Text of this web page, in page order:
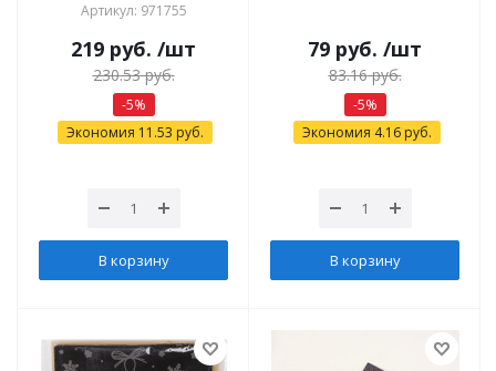
Артикул: 971755
219 руб. /шт
230.53руб.
-5%
Экономия 11.53 руб.
В корзину
79 руб. /шт
83.16руб.
-5%
Экономия 4.16руб.
В корзину